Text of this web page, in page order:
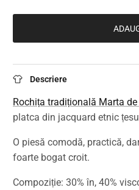
Descriere
Rochița tradițională Marta
platca din jacquard etnic
O piesă comodă, practică,
foarte bogat croit.
Compoziție: 30% în, 40%